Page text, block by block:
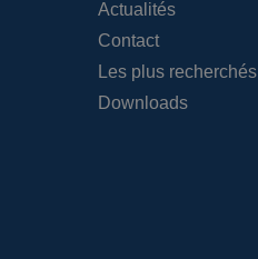
Actualités
Contact
Les plus recherchés
Downloads